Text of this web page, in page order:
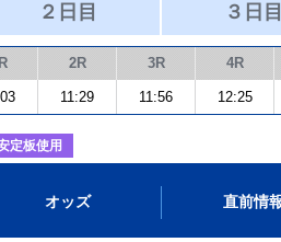
２日目 ３日目
2R 3R 4R
11:29 11:56 12:25
定板使用
オッズ 直前情